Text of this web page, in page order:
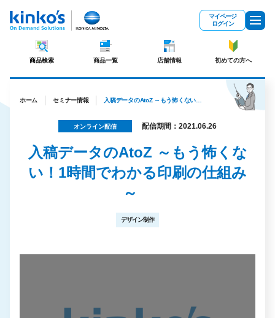
マイページ
ログイン
商品検索 商品一覧 店舗情報 初めての方へ
ホーム セミナー情報 入稿データのAtoZ ～もう怖くない！1時間でわかる印刷の仕組み～
オンライン配信 配信期間：2021.06.26
入稿データのAtoZ ～もう怖くな
い！1時間でわかる印刷の仕組み
～
デザイン制作